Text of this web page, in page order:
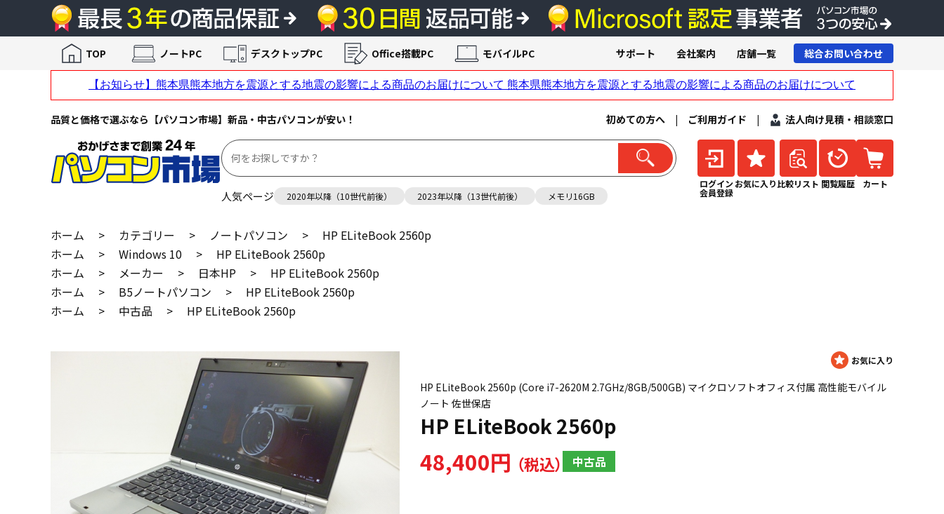
品質と価格で選ぶなら【パソコン市場】新品・中古パソコンが安い！ 初めての方へ | ご利用ガイド | 法人向け見積・相談窓口
人気ページ 2020年以降（10世代前後） 2023年以降（13世代前後） メモリ16GB
ログイン
会員登録
お気に入り 比較リスト 閲覧履歴 カート
TOP ノートPC デスクトップPC Office搭載PC モバイルPC サポート 会社案内 店舗一覧 総合お問い合わせ
ホーム > カテゴリー > ノートパソコン >
HP ELiteBook 2560p
ホーム
> Windows 10 >
HP ELiteBook 2560p
ホーム
> メーカー > 日本HP >
HP ELiteBook 2560p
ホーム
> B5ノートパソコン >
HP ELiteBook 2560p
ホーム
> 中古品 > HP ELiteBook 2560p
HP ELiteBook 2560p (Core i7-2620M 2.7GHz/8GB/500GB) マイクロソフトオフィス付属 高性能モバイル
ノート 佐世保店
HP ELiteBook 2560p
48,400円 中古品